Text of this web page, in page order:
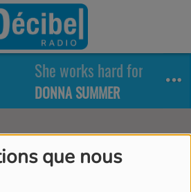
que nous
She works hard for the
DONNA SUMMER